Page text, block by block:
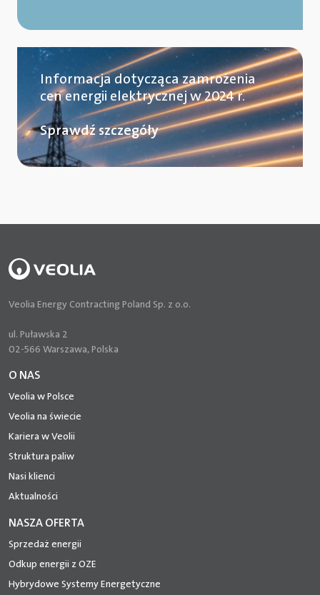
Informacja dotycząca zamrożenia
cen energii elektrycznej w 2024 r.
Sprawdź szczegóły
Veolia Energy Contracting Poland Sp. z o.o.
ul. Puławska 2
02-566 Warszawa, Polska
O NAS
Veolia w Polsce
Veolia na świecie
Kariera w Veolii
Struktura paliw
Nasi klienci
Aktualności
NASZA OFERTA
Sprzedaż energii
Odkup energii z OZE
Hybrydowe Systemy Energetyczne